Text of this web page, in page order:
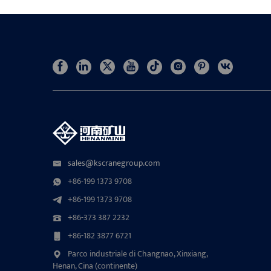
sales@kscranegroup.com
+86-199 1373 9708
+86-199 1373 9708
+86-373 387 2232
+86-182 3877 6721
Parco industriale di Changnao, Xinxiang,
Henan, Cina (continente)